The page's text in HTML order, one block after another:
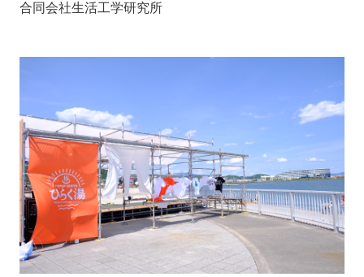
合同会社生活工学研究所